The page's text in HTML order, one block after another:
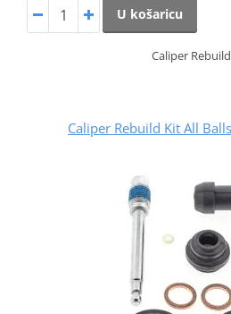
U košaricu
Caliper
Caliper Rebuild Kit All